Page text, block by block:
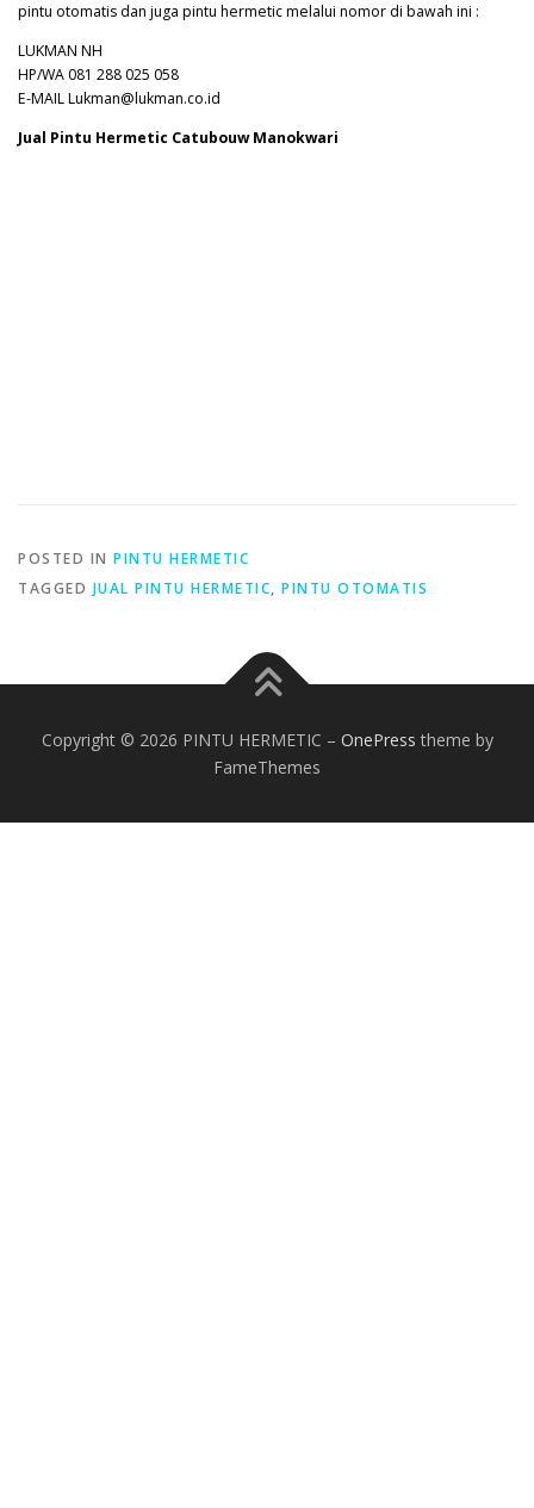
pintu otomatis dan juga pintu hermetic melalui nomor di bawah ini :
LUKMAN NH
HP/WA 081 288 025 058
E-MAIL Lukman@lukman.co.id
Jual Pintu Hermetic Catubouw Manokwari
POSTED IN PINTU HERMETIC
TAGGED JUAL PINTU HERMETIC, PINTU OTOMATIS
Copyright © 2026 PINTU HERMETIC – OnePress theme by
FameThemes